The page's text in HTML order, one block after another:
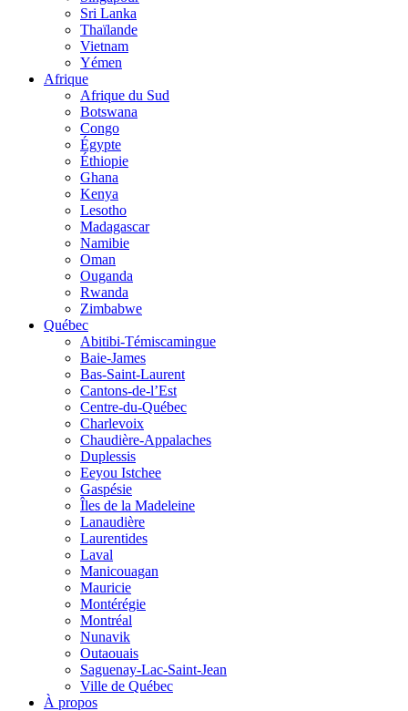
Sri Lanka
Thaïlande
Vietnam
Yémen
Afrique
Afrique du Sud
Botswana
Congo
Égypte
Éthiopie
Ghana
Kenya
Lesotho
Madagascar
Namibie
Oman
Ouganda
Rwanda
Zimbabwe
Québec
Abitibi-Témiscamingue
Baie-James
Bas-Saint-Laurent
Cantons-de-l’Est
Centre-du-Québec
Charlevoix
Chaudière-Appalaches
Duplessis
Eeyou Istchee
Gaspésie
Îles de la Madeleine
Lanaudière
Laurentides
Laval
Manicouagan
Mauricie
Montérégie
Montréal
Nunavik
Outaouais
Saguenay-Lac-Saint-Jean
Ville de Québec
À propos